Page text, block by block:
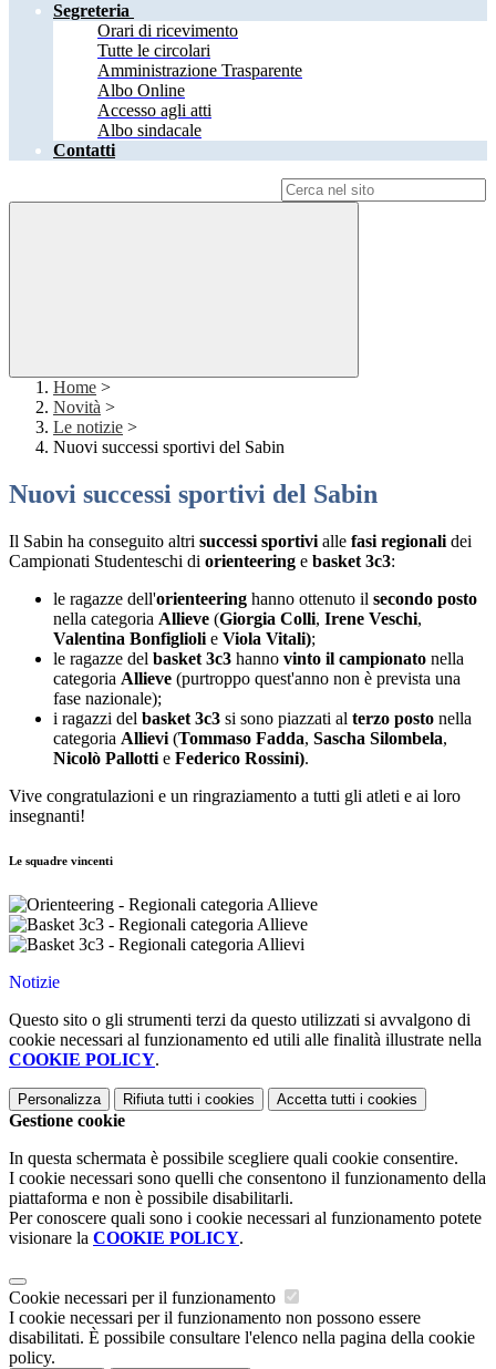
Segreteria
Orari di ricevimento
Tutte le circolari
Amministrazione Trasparente
Albo Online
Accesso agli atti
Albo sindacale
Contatti
Home >
Novità >
Le notizie >
Nuovi successi sportivi del Sabin
Nuovi successi sportivi del Sabin
Il Sabin ha conseguito altri successi sportivi alle fasi regionali dei
Campionati Studenteschi di orienteering e basket 3c3:
le ragazze dell'orienteering hanno ottenuto il secondo posto
nella categoria Allieve (Giorgia Colli, Irene Veschi,
Valentina Bonfiglioli e Viola Vitali);
le ragazze del basket 3c3 hanno vinto il campionato nella
categoria Allieve (purtroppo quest'anno non è prevista una
fase nazionale);
i ragazzi del basket 3c3 si sono piazzati al terzo posto nella
categoria Allievi (Tommaso Fadda, Sascha Silombela,
Nicolò Pallotti e Federico Rossini).
Vive congratulazioni e un ringraziamento a tutti gli atleti e ai loro
insegnanti!
Le squadre vincenti
Notizie
Questo sito o gli strumenti terzi da questo utilizzati si avvalgono di
cookie necessari al funzionamento ed utili alle finalità illustrate nella
COOKIE POLICY.
Personalizza Rifiuta tutti i cookies Accetta tutti i cookies
Gestione cookie
In questa schermata è possibile scegliere quali cookie consentire.
I cookie necessari sono quelli che consentono il funzionamento della
piattaforma e non è possibile disabilitarli.
Per conoscere quali sono i cookie necessari al funzionamento potete
visionare la COOKIE POLICY.
Cookie necessari per il funzionamento
I cookie necessari per il funzionamento non possono essere
disabilitati. È possibile consultare l'elenco nella pagina della cookie
policy.